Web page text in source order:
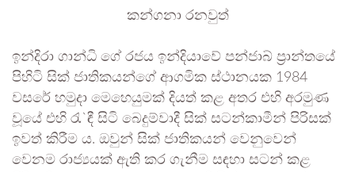
කන්ගනා රනවුත්
ඉන්දිරා ගාන්ධි ගේ රජය ඉන්දියාවේ පන්ජාබ් ප්‍රාන්තයේ
පිහිටි සික් ජාතිකයන්ගේ ආගමික ස්ථානයක 1984
වසරේ හමුදා මෙහෙයුමක් දියත් කළ අතර එහි අරමුණ
වූයේ එහි රැ`ඳී සිටි බෙදුම්වාදී සික් සටන්කාමීන් පිරිසක්
ඉවත් කිරීම ය. ඔවුන් සික් ජාතිකයන් වෙනුවෙන්
වෙනම රාජ්‍යයක් ඇති කර ගැනීම සඳහා සටන් කළ